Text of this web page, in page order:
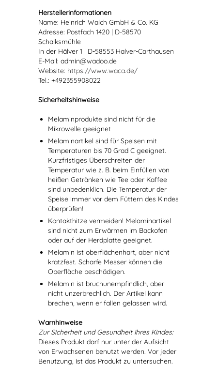
Herstellerinformationen
Name: Heinrich Walch GmbH & Co. KG
Adresse: Postfach 1420 | D-58570
Schalksmühle
In der Hälver 1 | D-58553 Halver-Carthausen
E-Mail: admin@wadoo.de
Website: https://www.waca.de/
Tel.: +492355908022
Sicherheitshinweise
Melaminprodukte sind nicht für die
Mikrowelle geeignet
Melaminartikel sind für Speisen mit
Temperaturen bis 70 Grad C geeignet.
Kurzfristiges Überschreiten der
Temperatur wie z. B. beim Einfüllen von
heißen Getränken wie Tee oder Kaffee
sind unbedenklich. Die Temperatur der
Speise immer vor dem Füttern des Kindes
überprüfen!
Kontakthitze vermeiden! Melaminartikel
sind nicht zum Erwärmen im Backofen
oder auf der Herdplatte geeignet.
Melamin ist oberflächenhart, aber nicht
kratzfest. Scharfe Messer können die
Oberfläche beschädigen.
Melamin ist bruchunempfindlich, aber
nicht unzerbrechlich. Der Artikel kann
brechen, wenn er fallen gelassen wird.
Warnhinweise
Zur Sicherheit und Gesundheit Ihres Kindes:
Dieses Produkt darf nur unter der Aufsicht
von Erwachsenen benutzt werden. Vor jeder
Benutzung, ist das Produkt zu untersuchen.